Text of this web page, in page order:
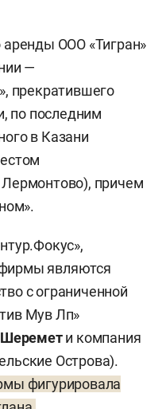
ООО «Тигран»
—
прекратившего
по последним
в Казани
причем
являются
с ограниченной
Мув Лп»
Шеремети компания
Острова).
фигурировала